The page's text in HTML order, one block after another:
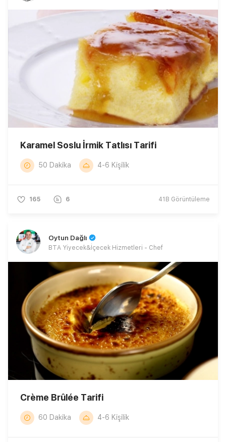
Karamel Soslu İrmik Tatlısı Tarifi
50 Dakika 4-6 Kişilik
165 6 41B Görüntüleme
Oytun Dağlı
BTA Yiyecek&İçecek Hizmetleri - Chef
Crème Brûlée Tarifi
60 Dakika 4-6 Kişilik